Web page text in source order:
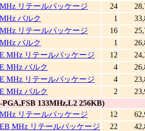
リテールパッケージ
24
バルク
1
リテールパッケージ
16
バルク
1
MHz リテールパッケージ
12
MHz バルク
4
MHz リテールパッケージ
4
MHz バルク
2
PGA,FSB 133MHz,L2 256KB)
リテールパッケージ
12
MHz リテールパッケージ
22